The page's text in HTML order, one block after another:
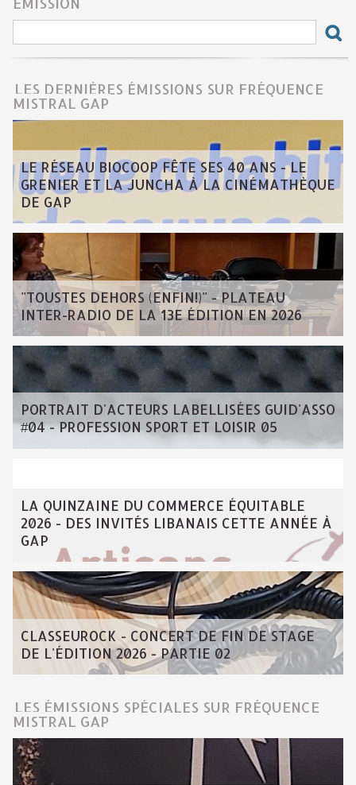
LES DERNIÈRES ÉMISSIONS SUR FRÉQUENCE
MISTRAL GAP
LE RÉSEAU BIOCOOP FÊTE SES 40 ANS - LE
GRENIER ET LA JUNCHA À LA CINÉMATHÈQUE
DE GAP
"TOUSTES DEHORS (ENFIN!)" - PLATEAU
INTER-RADIO DE LA 13E ÉDITION EN 2026
PORTRAIT D'ACTEURS LABELLISÉES GUID'ASSO
#04 - PROFESSION SPORT ET LOISIR 05
LA QUINZAINE DU COMMERCE ÉQUITABLE
2026 - DES INVITÉS LIBANAIS CETTE ANNÉE À
GAP
CLASSEUROCK - CONCERT DE FIN DE STAGE
DE L'ÉDITION 2026 - PARTIE 02
LES ÉMISSIONS SPÉCIALES SUR FRÉQUENCE
MISTRAL GAP